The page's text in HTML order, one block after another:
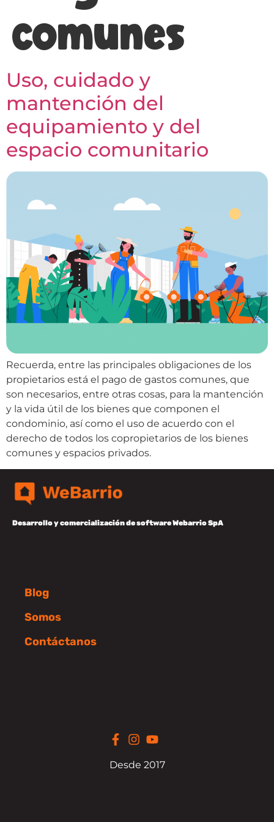
comunes
Uso, cuidado y
mantención del
equipamiento y del
espacio comunitario
Recuerda, entre las principales obligaciones de los
propietarios está el pago de gastos comunes, que
son necesarios, entre otras cosas, para la mantención
y la vida útil de los bienes que componen el
condominio, así como el uso de acuerdo con el
derecho de todos los copropietarios de los bienes
comunes y espacios privados.
Desarrollo y comercialización de software Webarrio SpA
Blog
Somos
Contáctanos
Desde 2017